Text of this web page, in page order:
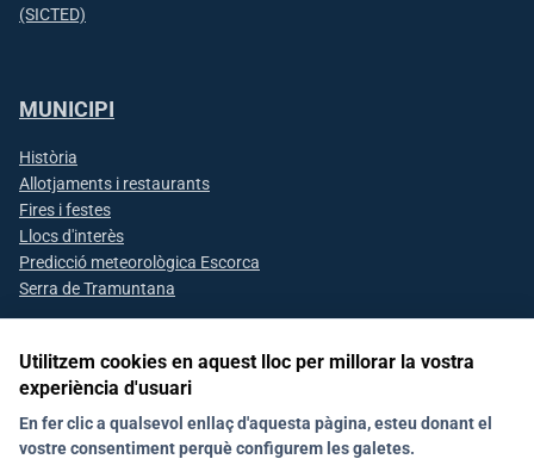
(SICTED)
MUNICIPI
Història
Allotjaments i restaurants
Fires i festes
Llocs d'interès
Predicció meteorològica Escorca
Serra de Tramuntana
Segueix-nos a les xarxes socials
Utilitzem cookies en aquest lloc per millorar la vostra
experiència d'usuari
En fer clic a qualsevol enllaç d'aquesta pàgina, esteu donant el
vostre consentiment perquè configurem les galetes.